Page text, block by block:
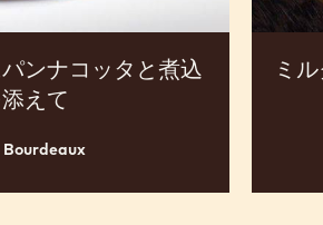
ンナコッタと煮込
えて
ミ